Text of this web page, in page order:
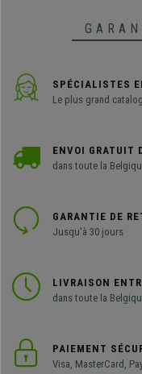
SPÉCIALISTES
Le plus grand
ENVOI GRATUIT
dans toute la
GARANTIE DE
Jusqu'à 30 jours
LIVRAISON
dans toute la
PAIEMENT
Visa, MasterCard,